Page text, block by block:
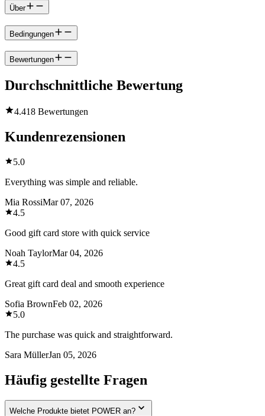
Über
Bedingungen
Bewertungen
Durchschnittliche Bewertung
4.418 Bewertungen
Kundenrezensionen
5.0
Everything was simple and reliable.
Mia RossiMar 07, 2026
4.5
Good gift card store with quick service
Noah TaylorMar 04, 2026
4.5
Great gift card deal and smooth experience
Sofia BrownFeb 02, 2026
5.0
The purchase was quick and straightforward.
Sara MüllerJan 05, 2026
Häufig gestellte Fragen
Welche Produkte bietet POWER an?